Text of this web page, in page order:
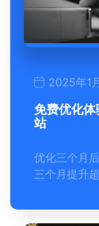
2025年1
免费优化
站
优化三个月
三个月提升超